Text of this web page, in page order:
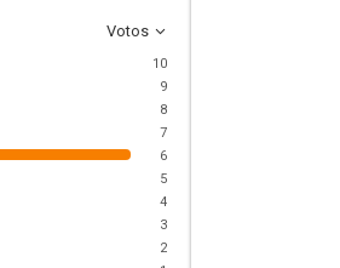
Votos
10
9
8
7
6
5
4
3
2